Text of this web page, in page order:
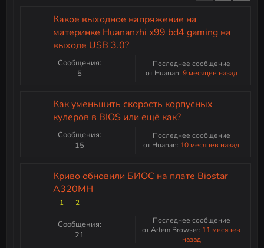
Какое выходное напряжение на
материнке Huananzhi x99 bd4 gaming на
выходе USB 3.0?
Сообщения:
5
Последнее сообщение
от Huanan: 9 месяцев назад
Как уменьшить скорость корпусных
кулеров в BIOS или ещё как?
Сообщения:
15
Последнее сообщение
от Huanan: 10 месяцев назад
Криво обновили БИОС на плате Biostar
A320MH
1 2
Сообщения:
21
Последнее сообщение
от Artem Browser: 11 месяцев
назад